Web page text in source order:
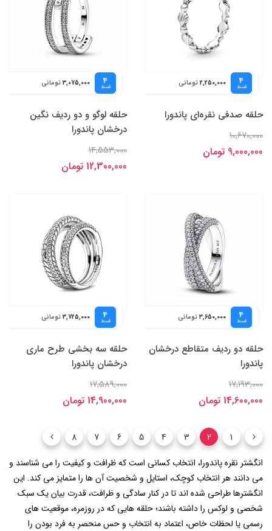
4
قسط 2,250,000 تومانی
حلقه صدفی نقره‌ای پاندورا
10,670,000
9,000,000 تومان
4
قسط 3,075,000 تومانی
حلقه لوگو و دو ردیف نگین
درخشان پاندورا
14,553,000
12,300,000 تومان
4
قسط 3,650,000 تومانی
حلقه دو ردیف متقاطع درخشان
پاندورا
17,193,000
14,600,000 تومان
4
قسط 3,725,000 تومانی
حلقه سه بخشی طرح ماری
درخشان پاندورا
17,589,000
14,900,000 تومان
1
2
3
4
5
6
7
8
انگشتر نقره پاندورا، انتخاب کسانی است که ظرافت و کیفیت را می‌ شناسند و
می ‌دانند هر انتخاب کوچک، استایل و شخصیت آن‌ ها را متمایز می ‌کند. این
انگشترها طراحی شده ‌اند تا در کنار سادگی و ظرافت، قدرت بیان یک سبک
شخصی و لوکس را داشته باشند؛ حلقه ‌هایی که در روزمره، موقعیت ‌های
رسمی یا لحظات خاص، اعتماد به انتخاب و حس منحصر به ‌فرد بودن را